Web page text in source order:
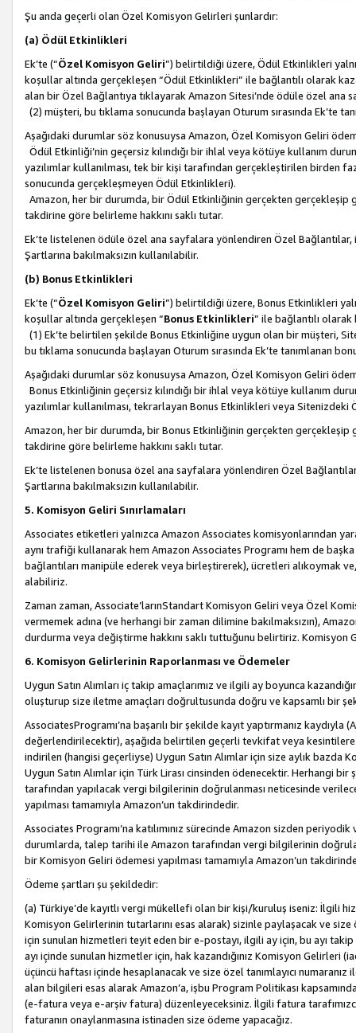
Şu anda geçerli olan Özel Komisyon Gelirleri şunlardır:
(a) Ödül Etkinlikleri
Ek’te (“Özel Komisyon Geliri”) belirtildiği üzere, Ödül Etkinlikleri
koşullar altında gerçekleşen “Ödül Etkinlikleri” ile bağlantılı olarak
alan bir Özel Bağlantıya tıklayarak Amazon Sitesi’nde ödüle özel ana
(2) müşteri, bu tıklama sonucunda başlayan Oturum sırasında Ek’te
Aşağıdaki durumlar söz konusuysa Amazon, Özel Komisyon Geliri
Ödül Etkinliği’nin geçersiz kılındığı bir ihlal veya kötüye kullanım
yazılımlar kullanılması, tek bir kişi tarafından gerçekleştirilen
sonucunda gerçekleşmeyen Ödül Etkinlikleri).
Amazon, her bir durumda, bir Ödül Etkinliğinin gerçekten gerçekleşip
takdirine göre belirleme hakkını saklı tutar.
Ek’te listelenen ödüle özel ana sayfalara yönlendiren Özel
Şartlarına bakılmaksızın kullanılabilir.
(b) Bonus Etkinlikleri
Ek’te (“Özel Komisyon Geliri”) belirtildiği üzere, Bonus Etkinlikleri
koşullar altında gerçekleşen “Bonus Etkinlikleri” ile bağlantılı olarak
(1) Ek’te belirtilen şekilde Bonus Etkinliğine uygun olan bir müşteri,
bu tıklama sonucunda başlayan Oturum sırasında Ek’te tanımlanan
Aşağıdaki durumlar söz konusuysa Amazon, Özel Komisyon Geliri
Bonus Etkinliğinin geçersiz kılındığı bir ihlal veya kötüye kullanım
yazılımlar kullanılması, tekrarlayan Bonus Etkinlikleri veya
Amazon, her bir durumda, bir Bonus Etkinliğinin gerçekten gerçekleşip
takdirine göre belirleme hakkını saklı tutar.
Ek’te listelenen bonusa özel ana sayfalara yönlendiren Özel
Şartlarına bakılmaksızın kullanılabilir.
5. Komisyon Geliri Sınırlamaları
Associates etiketleri yalnızca Amazon Associates komisyonlarından
aynı trafiği kullanarak hem Amazon Associates Programı hem de
bağlantıları manipüle ederek veya birleştirerek), ücretleri alıkoymak
alabiliriz.
Zaman zaman, Associate’larınStandart Komisyon Geliri veya Özel
vermemek adına (ve herhangi bir zaman dilimine bakılmaksızın),
durdurma veya değiştirme hakkını saklı tuttuğunu belirtiriz. Komisyon
6. Komisyon Gelirlerinin Raporlanması ve Ödemeler
Uygun Satın Alımları iç takip amaçlarımız ve ilgili ay boyunca
oluşturup size iletme amaçları doğrultusunda doğru ve kapsamlı bir
AssociatesProgramı’na başarılı bir şekilde kayıt yaptırmanız
değerlendirilecektir), aşağıda belirtilen geçerli tevkifat veya
indirilen (hangisi geçerliyse) Uygun Satın Alımlar için size aylık
Uygun Satın Alımlar için Türk Lirası cinsinden ödenecektir. Herhangi
tarafından yapılacak vergi bilgilerinin doğrulanması neticesinde
yapılması tamamıyla Amazon’un takdirindedir.
Associates Programı’na katılımınız sürecinde Amazon sizden
durumlarda, talep tarihi ile Amazon tarafından vergi bilgilerinin
bir Komisyon Geliri ödemesi yapılması tamamıyla Amazon’un
Ödeme şartları şu şekildedir:
(a) Türkiye’de kayıtlı vergi mükellefi olan bir kişi/kuruluş iseniz: İlgili
Komisyon Gelirlerinin tutarlarını esas alarak) sizinle paylaşacak ve
için sunulan hizmetleri teyit eden bir e-postayı, ilgili ay için, bu ayı
ayı içinde sunulan hizmetler için, hak kazandığınız Komisyon Gelirleri
üçüncü haftası içinde hesaplanacak ve size özel tanımlayıcı
alan bilgileri esas alarak Amazon’a, işbu Program Politikası
(e-fatura veya e-arşiv fatura) düzenleyeceksiniz. İlgili fatura
faturanın onaylanmasına istinaden size ödeme yapacağız.